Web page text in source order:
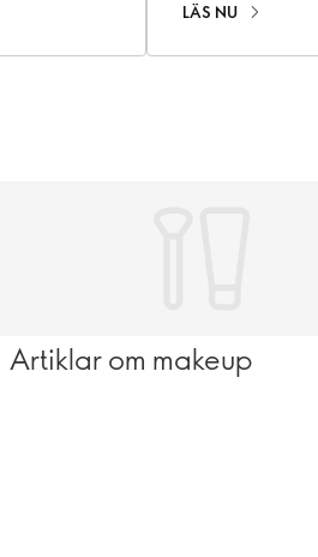
LÄS NU
Artiklar om makeup